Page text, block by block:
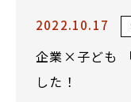
2022.10.17
企業×子ども
した！